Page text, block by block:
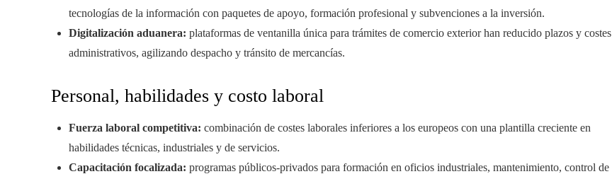
tecnologías de la información con paquetes de apoyo, formación profesional y subvenciones a la inversión.
Digitalización aduanera: plataformas de ventanilla única para trámites de comercio exterior han reducido plazos y costes
administrativos, agilizando despacho y tránsito de mercancías.
Personal, habilidades y costo laboral
Fuerza laboral competitiva: combinación de costes laborales inferiores a los europeos con una plantilla creciente en
habilidades técnicas, industriales y de servicios.
Capacitación focalizada: programas públicos-privados para formación en oficios industriales, mantenimiento, control de